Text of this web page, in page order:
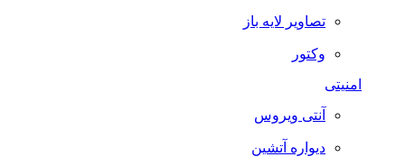
تصاویر لایه باز
وکتور
امنیتی
آنتی ویروس
دیواره آتشین